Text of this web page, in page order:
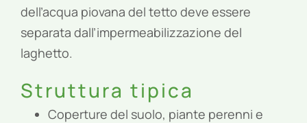
dell’acqua piovana del tetto deve essere
separata dall’impermeabilizzazione del
laghetto.
Struttura tipica
Coperture del suolo, piante perenni e